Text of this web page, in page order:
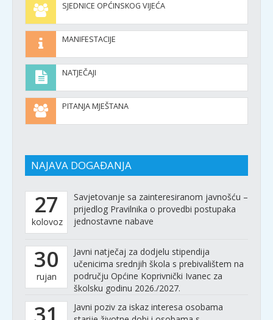
SJEDNICE OPĆINSKOG VIJEĆA
MANIFESTACIJE
NATJEČAJI
PITANJA MJEŠTANA
NAJAVA DOGAĐANJA
27
kolovoz
Savjetovanje sa zainteresiranom javnošću –
prijedlog Pravilnika o provedbi postupaka
jednostavne nabave
30
rujan
Javni natječaj za dodjelu stipendija
učenicima srednjih škola s prebivalištem na
području Općine Koprivnički Ivanec za
školsku godinu 2026./2027.
31
Javni poziv za iskaz interesa osobama